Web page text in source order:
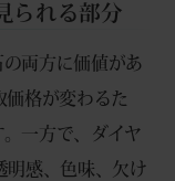
られる部分
両方に価値があ
価格が変わるた
一方で、ダイヤ
明感、色味、欠け